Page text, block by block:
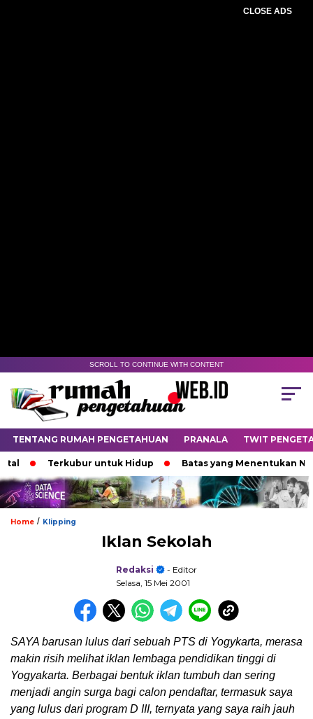
CLOSE ADS
SCROLL TO CONTINUE WITH CONTENT
TENTANG RUMAH PENGETAHUAN PRANALA TWIT
Terkubur untuk Hidup Batas yang Menentukan Nasib
Home / Klipping
Iklan Sekolah
Redaksi
- Editor
Selasa, 15 Mei 2001
SAYA barusan lulus dari sebuah PTS di Yogykarta, merasa
makin risih melihat iklan lembaga pendidikan tinggi di
Yogyakarta. Berbagai bentuk iklan tumbuh dan sering
menjadi angin surga bagi calon pendaftar, termasuk saya
yang lulus dari program D III, ternyata yang saya raih jauh